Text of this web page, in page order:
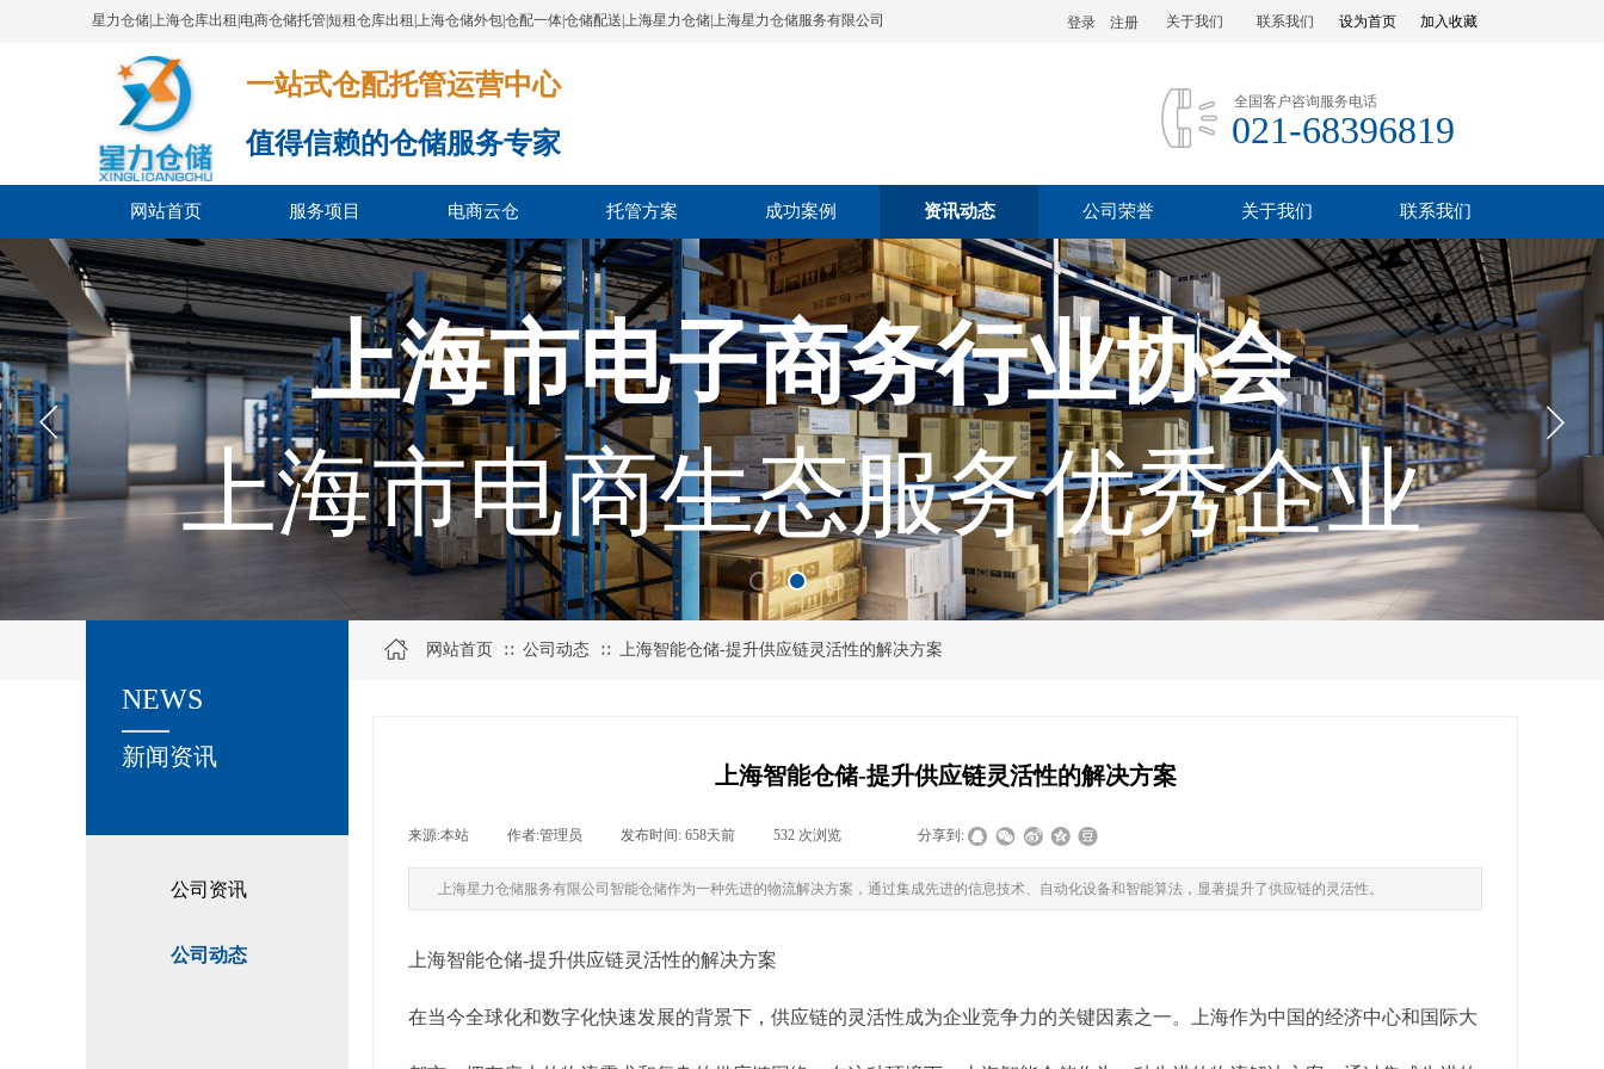
星力仓储|上海仓库出租|电商仓储托管|短租仓库出租|上海仓储外包|仓配一体|仓储配送|上海星力仓储|上海星力仓储服务有限公司 设为首页 加入收藏
登录 注册 联系我们
关于我们
一站式仓配托管运营中心​​​​​​​​​​​​​​​​​
值得信赖的仓储服务专家
全国客户咨询服务电话
021-68396819
网站首页 服务项目 电商云仓 托管方案 成功案例 资讯动态 公司荣誉 关于我们 联系我们
上海市电子商务行业协会
上海市电商生态服务优秀企业
公司资讯
公司动态
关于我们
新闻资讯
NEWS
网站首页 ∷ 公司动态 ∷ 上海智能仓储-提升供应链灵活性的解决方案
上海智能仓储-提升供应链灵活性的解决方案
来源:本站 作者:管理员 发布时间: 658天前 532 次浏览 分享到:
上海星力仓储服务有限公司智能仓储作为一种先进的物流解决方案，通过集成先进的信息技术、自动化设备和智能算法，显著提升了供应链的灵活性。
上海智能仓储-提升供应链灵活性的解决方案
在当今全球化和数字化快速发展的背景下，供应链的灵活性成为企业竞争力的关键因素之一。上海作为中国的经济中心和国际大